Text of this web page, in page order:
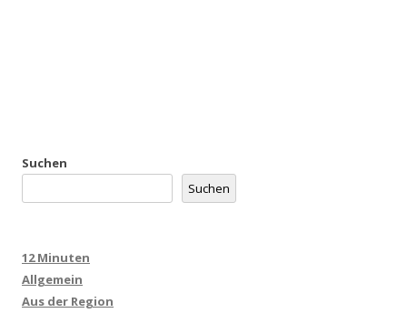
Suchen
Suchen
12 Minuten
Allgemein
Aus der Region